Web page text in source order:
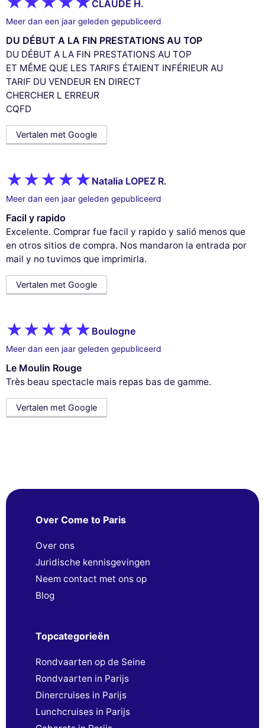
CLAUDE H.
Meer dan een jaar geleden gepubliceerd
DU DÉBUT A LA FIN PRESTATIONS AU TOP
DU DÉBUT A LA FIN PRESTATIONS AU TOP
ET MÊME QUE LES TARIFS ÉTAIENT INFÉRIEUR AU
TARIF DU VENDEUR EN DIRECT
CHERCHER L ERREUR
CQFD
Vertalen met Google
Natalia LOPEZ R.
Meer dan een jaar geleden gepubliceerd
Facil y rapido
Excelente. Comprar fue facil y rapido y salió menos que
en otros sitios de compra. Nos mandaron la entrada por
mail y no tuvimos que imprimirla.
Vertalen met Google
Boulogne
Meer dan een jaar geleden gepubliceerd
Le Moulin Rouge
Très beau spectacle mais repas bas de gamme.
Vertalen met Google
Over Come to Paris
Over ons
Juridische kennisgevingen
Neem contact met ons op
Blog
Topcategorieën
Rondvaarten op de Seine
Rondvaarten in Parijs
Dinercruises in Parijs
Lunchcruises in Parijs